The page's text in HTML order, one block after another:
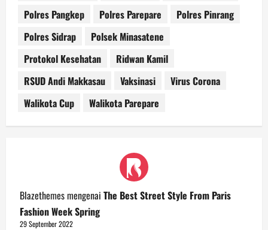
Polres Pangkep
Polres Parepare
Polres Pinrang
Polres Sidrap
Polsek Minasatene
Protokol Kesehatan
Ridwan Kamil
RSUD Andi Makkasau
Vaksinasi
Virus Corona
Walikota Cup
Walikota Parepare
Blazethemesmengenai The Best Street Style From Paris
Fashion Week Spring
29 September 2022